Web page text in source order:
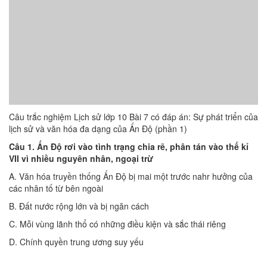
Câu trắc nghiệm Lịch sử lớp 10 Bài 7 có đáp án: Sự phát triển của
lịch sử và văn hóa đa dạng của Ấn Độ (phần 1)
Câu 1. Ấn Độ rơi vào tình trạng chia rẽ, phân tán vào thế kỉ
VII vì nhiều nguyên nhân, ngoại trừ
A. Văn hóa truyền thống Ấn Độ bị mai một trước nahr hưởng của
các nhân tố từ bên ngoài
B. Đất nước rộng lớn và bị ngăn cách
C. Mỗi vùng lãnh thổ có những điều kiện và sắc thái riêng
D. Chính quyền trung ương suy yếu